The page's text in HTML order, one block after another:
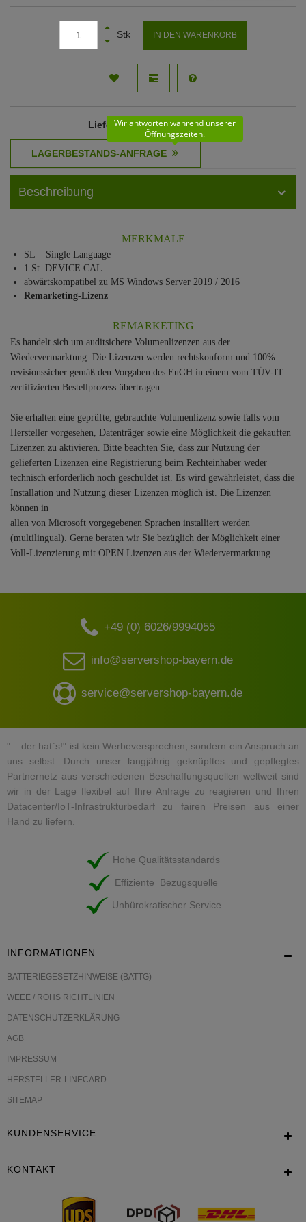
Stk IN DEN WARENKORB
Lieferzeit: 10 - 11 Werktage
Wir antworten während unserer
Öffnungszeiten.
Beschreibung
MERKMALE
SL = Single Language
1 St. DEVICE CAL
abwärtskompatibel zu MS Windows Server 2019 / 2016
Remarketing-Lizenz
REMARKETING
Es handelt sich um auditsichere Volumenlizenzen aus der
Wiedervermarktung. Die Lizenzen werden rechtskonform und 100%
revisionssicher gemäß den Vorgaben des EuGH in einem vom TÜV-IT
zertifizierten Bestellprozess übertragen.
Sie erhalten eine geprüfte, gebrauchte Volumenlizenz sowie falls vom
Hersteller vorgesehen, Datenträger sowie eine Möglichkeit die gekauften
Lizenzen zu aktivieren. Bitte beachten Sie, dass zur Nutzung der
gelieferten Lizenzen eine Registrierung beim Rechteinhaber weder
technisch erforderlich noch geschuldet ist. Es wird gewährleistet, dass die
Installation und Nutzung dieser Lizenzen möglich ist. Die Lizenzen
können in
allen von Microsoft vorgegebenen Sprachen installiert werden
(multilingual). Gerne beraten wir Sie bezüglich der Möglichkeit einer
Voll-Lizenzierung mit OPEN Lizenzen aus der Wiedervermarktung.
+49 (0) 6026/9994055
info@servershop-bayern.de
service@servershop-bayern.de
"... der hat`s!" ist kein Werbeversprechen, sondern ein Anspruch an
uns selbst. Durch unser langjährig geknüpftes und gepflegtes
Partnernetz aus verschiedenen Beschaffungsquellen weltweit sind
wir in der Lage flexibel auf Ihre Anfrage zu reagieren und Ihren
Datacenter/IoT-Infrastrukturbedarf zu fairen Preisen aus einer
Hand zu liefern.
Hohe Qualitätsstandards
Effiziente Bezugsquelle
Unbürokratischer Service
INFORMATIONEN
BATTERIEGESETZHINWEISE (BATTG)
WEEE / ROHS RICHTLINIEN
DATENSCHUTZERKLÄRUNG
AGB
IMPRESSUM
HERSTELLER-LINECARD
SITEMAP
KUNDENSERVICE
KONTAKT